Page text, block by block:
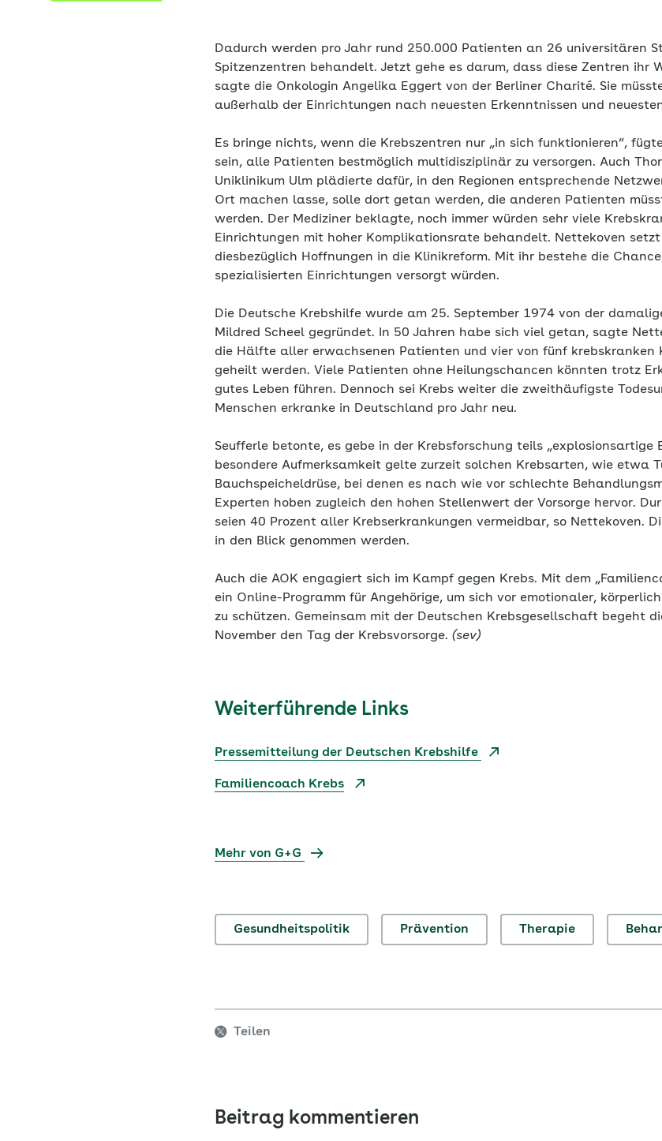
Dadurch werden pro Jahr rund 250.000 Patienten an 26 universitären
Spitzenzentren behandelt. Jetzt gehe es darum, dass diese Zentren ihr
sagte die Onkologin Angelika Eggert von der Berliner Charité. Sie
außerhalb der Einrichtungen nach neuesten Erkenntnissen und
Es bringe nichts, wenn die Krebszentren nur „in sich funktionieren“,
sein, alle Patienten bestmöglich multidisziplinär zu versorgen. Auch
Uniklinikum Ulm plädierte dafür, in den Regionen entsprechende
Ort machen lasse, solle dort getan werden, die anderen Patienten
werden. Der Mediziner beklagte, noch immer würden sehr viele
Einrichtungen mit hoher Komplikationsrate behandelt. Nettekoven
diesbezüglich Hoffnungen in die Klinikreform. Mit ihr bestehe die
spezialisierten Einrichtungen versorgt würden.
Die Deutsche Krebshilfe wurde am 25. September 1974 von der
Mildred Scheel gegründet. In 50 Jahren habe sich viel getan, sagte
die Hälfte aller erwachsenen Patienten und vier von fünf krebskranken
geheilt werden. Viele Patienten ohne Heilungschancen könnten trotz
gutes Leben führen. Dennoch sei Krebs weiter die zweithäufigste
Menschen erkranke in Deutschland pro Jahr neu.
Seufferle betonte, es gebe in der Krebsforschung teils „explosionsartige
besondere Aufmerksamkeit gelte zurzeit solchen Krebsarten, wie etwa
Bauchspeicheldrüse, bei denen es nach wie vor schlechte
Experten hoben zugleich den hohen Stellenwert der Vorsorge hervor.
seien 40 Prozent aller Krebserkrankungen vermeidbar, so Nettekoven.
in den Blick genommen werden.
Auch die AOK engagiert sich im Kampf gegen Krebs. Mit dem
ein Online-Programm für Angehörige, um sich vor emotionaler,
zu schützen. Gemeinsam mit der Deutschen Krebsgesellschaft begeht
November den Tag der Krebsvorsorge. (sev)
Weiterführende Links
Pressemitteilung der Deutschen Krebshilfe
Familiencoach Krebs
Mehr von G+G
Gesundheitspolitik Prävention Therapie
Teilen
Beitrag kommentieren